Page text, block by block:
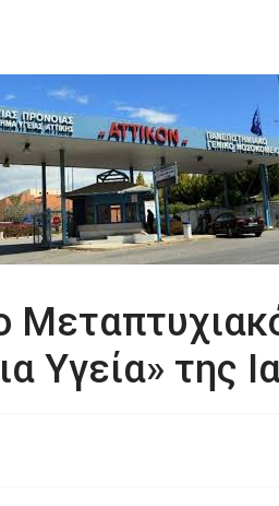
Υγεία» της